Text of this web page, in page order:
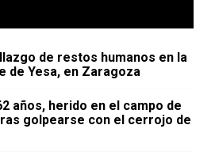
de restos humanos en la
de Yesa, en Zaragoza
años, herido en el campo de
golpearse con el cerrojo de